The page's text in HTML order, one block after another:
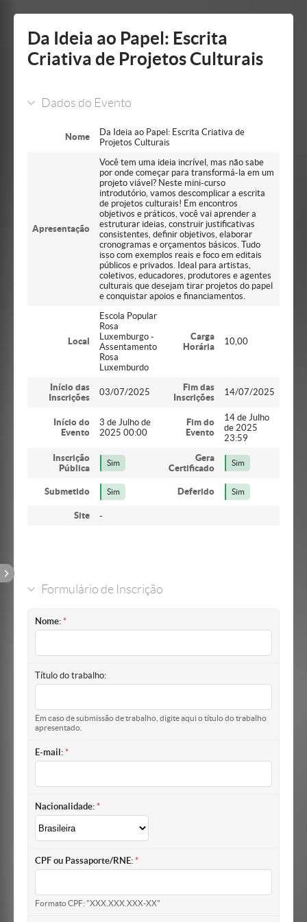
barra
Da Ideia ao Papel: Escrita
Criativa de Projetos Culturais
Dados do Evento
Nome
Da Ideia ao Papel: Escrita Criativa de
Projetos Culturais
Apresentação
Você tem uma ideia incrível, mas não sabe
por onde começar para transformá-la em um
projeto viável? Neste mini-curso
introdutório, vamos descomplicar a escrita
de projetos culturais! Em encontros
objetivos e práticos, você vai aprender a
estruturar ideias, construir justificativas
consistentes, definir objetivos, elaborar
cronogramas e orçamentos básicos. Tudo
isso com exemplos reais e foco em editais
públicos e privados. Ideal para artistas,
coletivos, educadores, produtores e agentes
culturais que desejam tirar projetos do papel
e conquistar apoios e financiamentos.
Local
Escola Popular
Rosa
Luxemburgo -
Assentamento
Rosa
Luxemburdo
Carga
Horária
10,00
Início das
Inscrições
03/07/2025
Fim das
Inscrições
14/07/2025
Início do
Evento
3 de Julho de
2025 00:00
Fim do
Evento
14 de Julho
de 2025
23:59
Inscrição
Pública
Sim
Gera
Certificado
Sim
Submetido Sim Deferido Sim
Site -
Formulário de Inscrição
Nome:
Título do trabalho:
Em caso de submissão de trabalho, digite aqui o título do trabalho
apresentado.
E-mail:
Nacionalidade:
CPF ou Passaporte/RNE:
Formato CPF: "XXX.XXX.XXX-XX"